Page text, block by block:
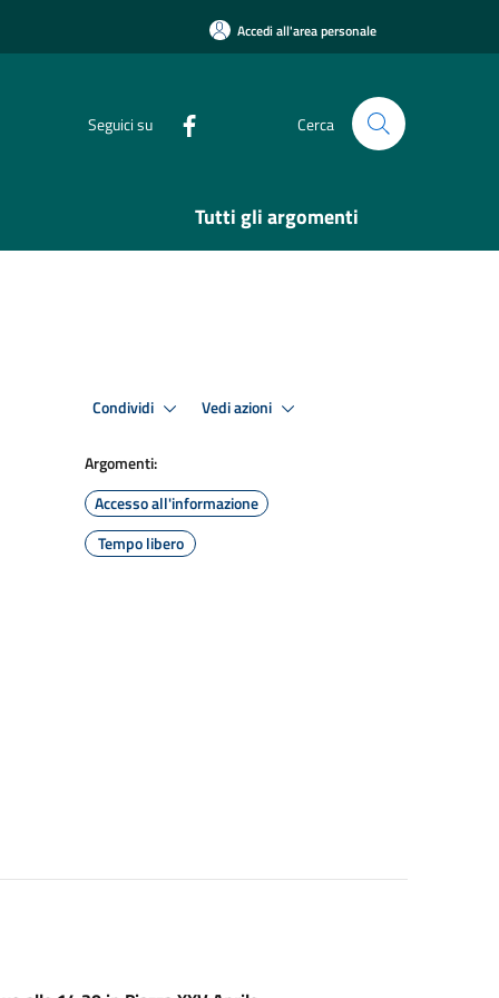
Accedi all'area personale
Seguici su Cerca
Tutti gli argomenti
Condividi Vedi azioni
Argomenti:
Accesso all'informazione
Tempo libero